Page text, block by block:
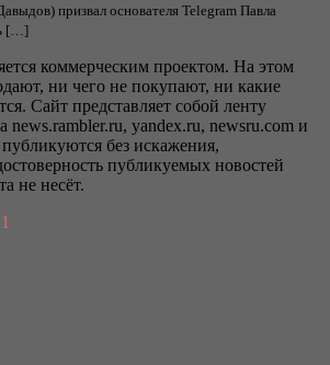
призвал основателя Telegram Павла
[…]
коммерческим проектом. На этом
ни чего не покупают, ни какие
Сайт представляет собой ленту
news.rambler.ru, yandex.ru, newsru.com и
без искажения,
публикуемых новостей
не несёт.